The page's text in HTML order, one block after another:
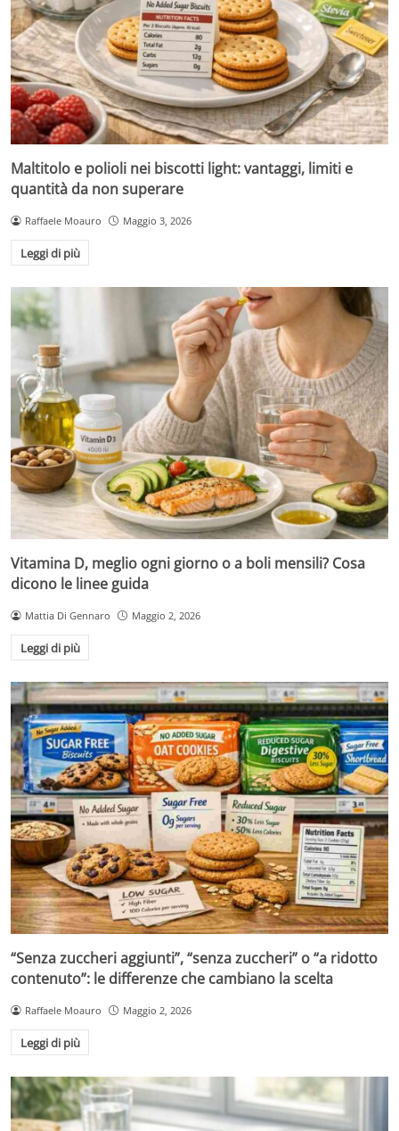
Maltitolo e polioli nei biscotti light: vantaggi, limiti e
quantità da non superare
Raffaele Moauro Maggio 3, 2026
Leggi di più
Vitamina D, meglio ogni giorno o a boli mensili? Cosa
dicono le linee guida
Mattia Di Gennaro Maggio 2, 2026
Leggi di più
“Senza zuccheri aggiunti”, “senza zuccheri” o “a ridotto
contenuto”: le differenze che cambiano la scelta
Raffaele Moauro Maggio 2, 2026
Leggi di più